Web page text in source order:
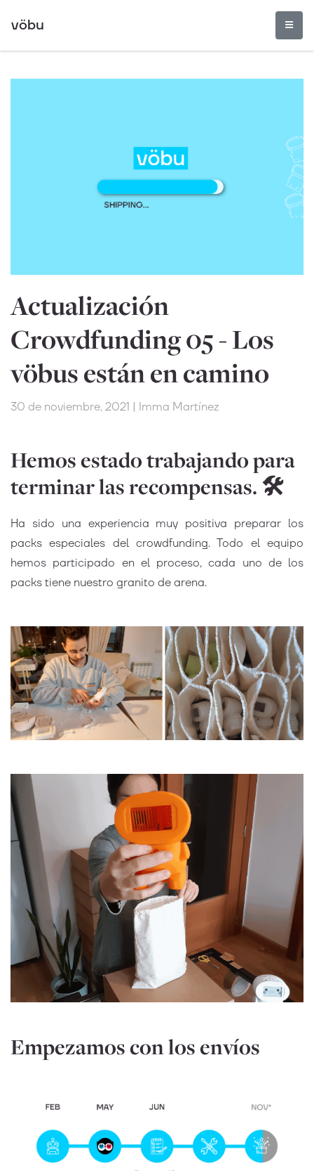
vöbu
Actualización
Crowdfunding 05 - Los
vöbus están en camino
30 de noviembre, 2021 | Imma Martínez
Hemos estado trabajando para
terminar las recompensas. 🛠
Ha sido una experiencia muy positiva preparar los
packs especiales del crowdfunding. Todo el equipo
hemos participado en el proceso, cada uno de los
packs tiene nuestro granito de arena.
Empezamos con los envíos